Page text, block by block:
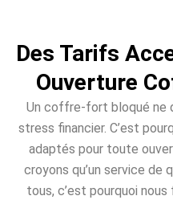
Des Tarifs
Ouverture
Un coffre-fort bloqué ne
stress financier. C’est
adaptés pour toute
croyons qu’un service
tous, c’est pourquoi